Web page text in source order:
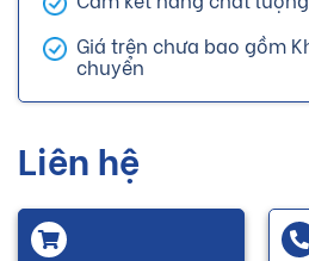
Giá trên chưa bao gồm
chuyển
Liên hệ